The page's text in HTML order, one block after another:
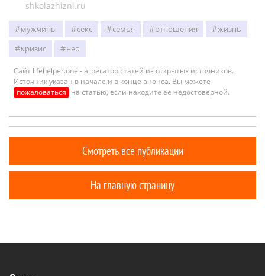
shkolazhizni.ru
мужчины секс семья отношения
жизнь
кризис
нео
Сайт lifehelper.one - агрегатор статей из открытых источников.
Источник указан в начале и в конце анонса. Вы можете
пожаловаться на статью, если находите её недостоверной.
Смотреть все публикации
На главную страницу